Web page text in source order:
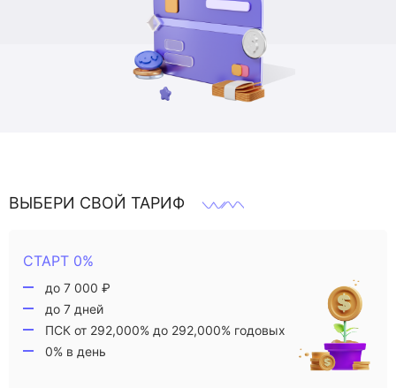
ВЫБЕРИ СВОЙ ТАРИФ
СТАРТ 0%
до 7 000 ₽
до 7 дней
ПСК от 292,000% до 292,000% годовых
0% в день